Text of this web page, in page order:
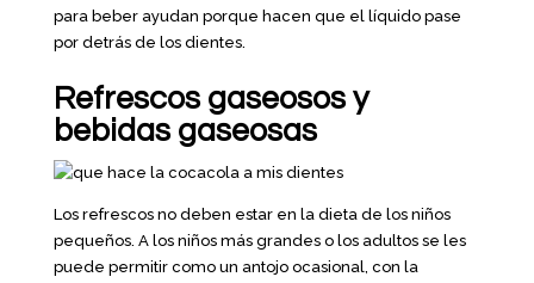
para beber ayudan porque hacen que el líquido pase
por detrás de los dientes.
Refrescos gaseosos y
bebidas gaseosas
Los refrescos no deben estar en la dieta de los niños
pequeños. A los niños más grandes o los adultos se les
puede permitir como un antojo ocasional, con la